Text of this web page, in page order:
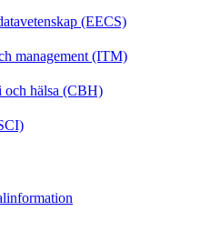
(EECS)
management (ITM)
hälsa (CBH)